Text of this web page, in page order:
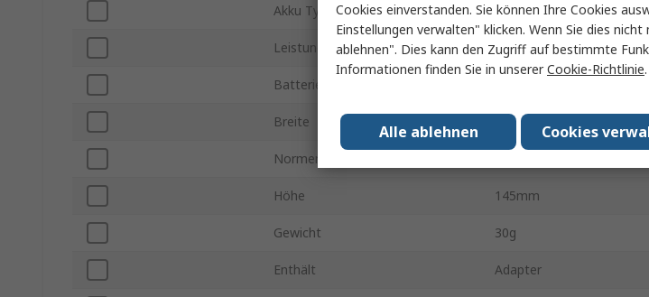
Akku Typ Alkalisch
Leistungsmessung min. -70dBm
Batterielebensdauer
Breite 5mm
Normen/Zulassungen
Höhe 145mm
Gewicht 30g
Enthält Adapter
Cookies einverstanden. Sie können Ihre Cookies
Einstellungen verwalten" klicken. Wenn Sie dies
ablehnen". Dies kann den Zugriff auf bestimmte
Informationen finden Sie in unsererCookie-Richtlinie.
Cookies
Alle ablehnen